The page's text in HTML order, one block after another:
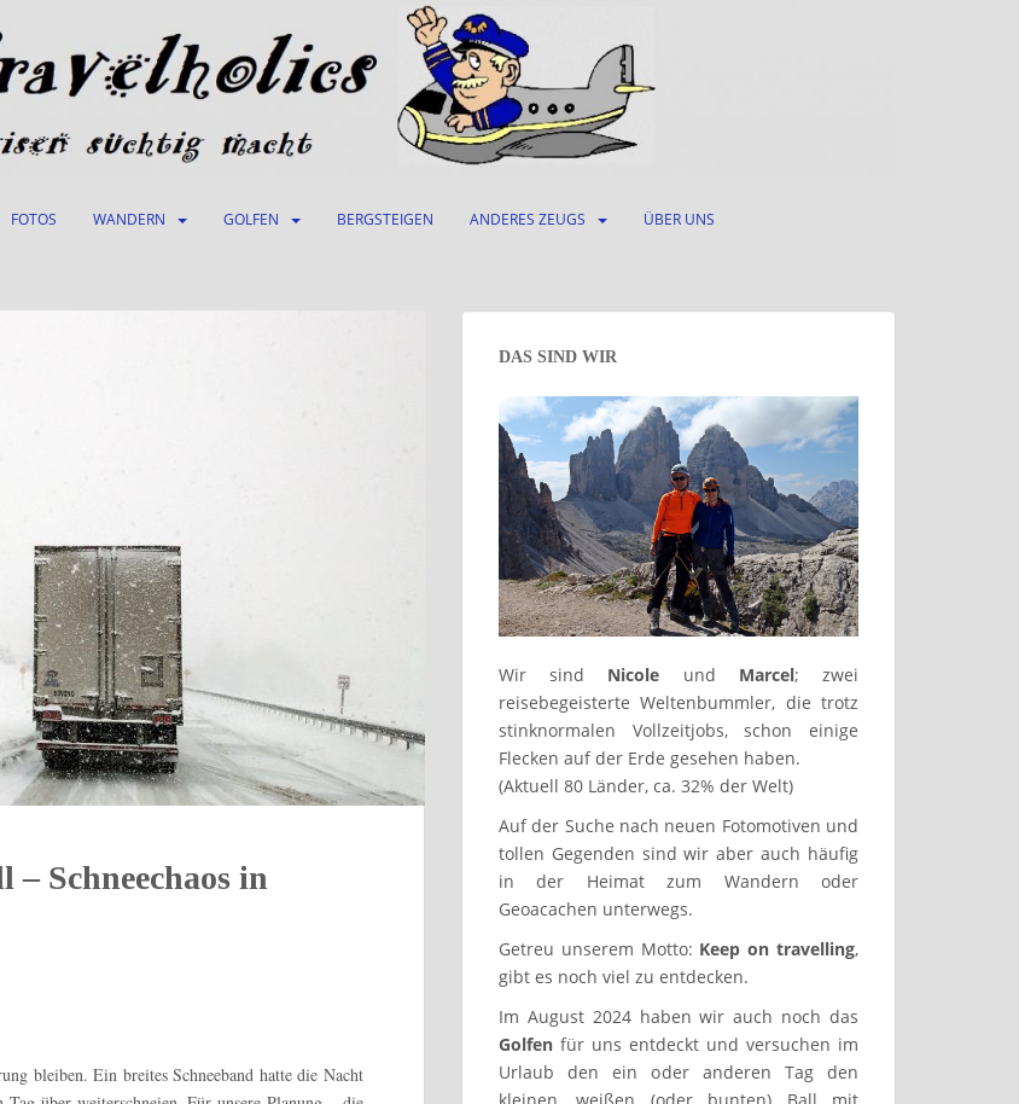
FOTOS WANDERN GOLFEN BERGSTEIGEN ANDERES ZEUGS ÜBER UNS
Schneechaos in
bleiben. Ein breites Schneeband hatte die Nacht
DAS SIND WIR
Wir sind Nicole und Marcel; zwei
reisebegeisterte Weltenbummler, die trotz
stinknormalen Vollzeitjobs, schon einige
Flecken auf der Erde gesehen haben.
(Aktuell 80 Länder, ca. 32% der Welt)
Auf der Suche nach neuen Fotomotiven und
tollen Gegenden sind wir aber auch häufig
in der Heimat zum Wandern oder
Geoacachen unterwegs.
Getreu unserem Motto: Keep on travelling,
gibt es noch viel zu entdecken.
Im August 2024 haben wir auch noch das
Golfen für uns entdeckt und versuchen im
Urlaub den ein oder anderen Tag den